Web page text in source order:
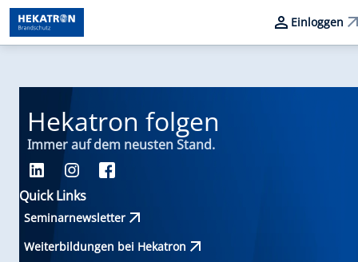
Einloggen
Hekatron folgen
Immer auf dem neusten Stand.
Quick Links
Seminarnewsletter
Weiterbildungen bei Hekatron